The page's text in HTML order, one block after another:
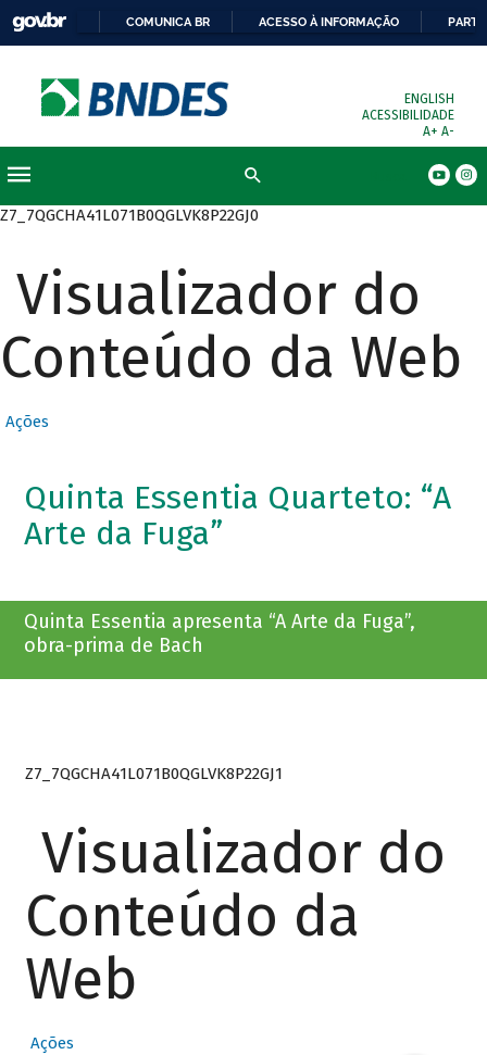
COMUNICA BR ACESSO À INFORMAÇÃO
ENGLISH
ACESSIBILIDADE
A+ A-
Z7_7QGCHA41L071B0QGLVK8P22GJ0
Visualizador do
Conteúdo da Web
Ações
Quinta Essentia Quarteto: “A
Arte da Fuga”
Quinta Essentia apresenta “A Arte da Fuga”,
obra-prima de Bach
Z7_7QGCHA41L071B0QGLVK8P22GJ1
Visualizador do
Conteúdo da
Web
Ações